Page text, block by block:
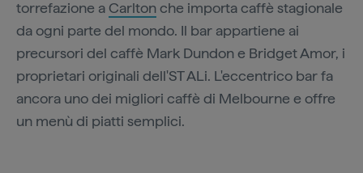
torrefazione a Carltonche importa caffè stagionale
da ogni parte del mondo. Il bar appartiene ai
precursori del caffè Mark Dundon e Bridget Amor, i
proprietari originali dell'ST ALi. L'eccentrico bar fa
ancora uno dei migliori caffè di Melbourne e offre
un menù di piatti semplici.